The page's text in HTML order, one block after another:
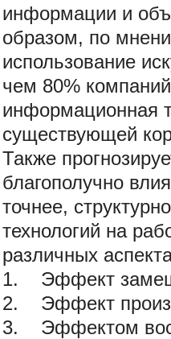
информации и
образом, по
использование
чем 80%
информационная
существующей
Также
благополучно
точнее,
технологий на
различных
1. Эффект
2. Эффект
3. Эффектом